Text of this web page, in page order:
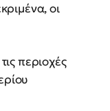
οι
περιοχές